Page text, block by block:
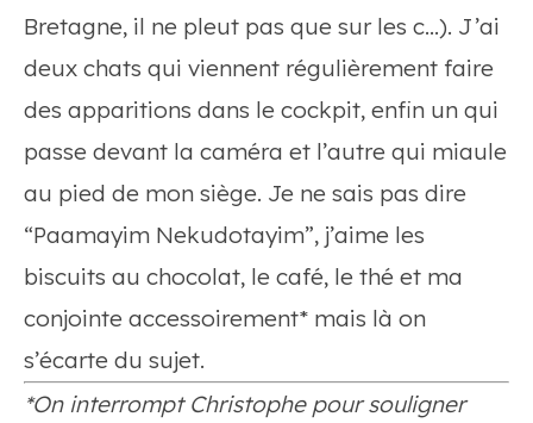
Bretagne, il ne pleut pas que sur les c…). J’ai
deux chats qui viennent régulièrement faire
des apparitions dans le cockpit, enfin un qui
passe devant la caméra et l’autre qui miaule
au pied de mon siège. Je ne sais pas dire
“Paamayim Nekudotayim”, j’aime les
biscuits au chocolat, le café, le thé et ma
conjointe accessoirement* mais là on
s’écarte du sujet.
*On interrompt Christophe pour souligner